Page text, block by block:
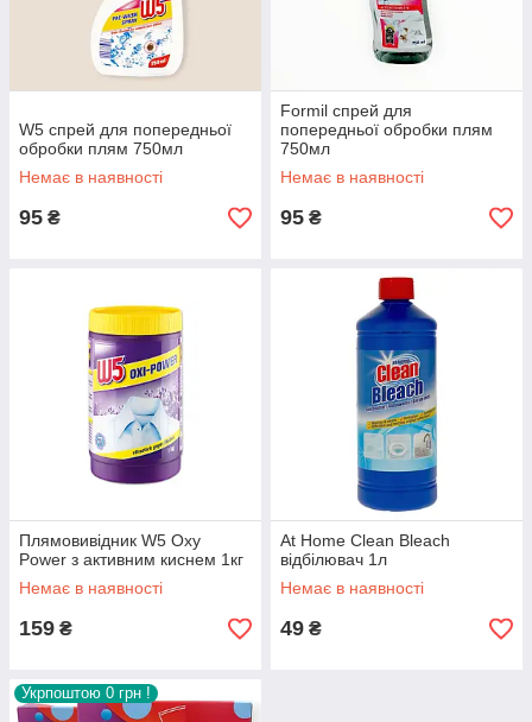
W5 спрей для попередньої
обробки плям 750мл
Немає в наявності
95 ₴
Formil спрей для
попередньої обробки плям
750мл
Немає в наявності
95 ₴
Плямовивідник W5 Oxy
Power з активним киснем 1кг
Немає в наявності
159 ₴
At Home Clean Bleach
відбілювач 1л
Немає в наявності
49 ₴
Укрпоштою 0 грн !